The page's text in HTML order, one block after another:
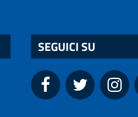
SEGUICI SU